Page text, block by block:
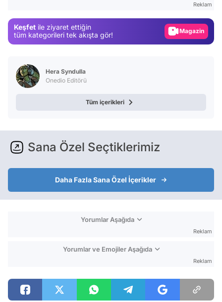
Reklam
Keşfet ile ziyaret ettiğin
tüm kategorileri tek akışta gör!
Video
Hera Syndulla
Onedio Editörü
Tüm içerikleri
Sana Özel Seçtiklerimiz
Daha Fazla Sana Özel İçerikler
Yorumlar Aşağıda
Reklam
Yorumlar ve Emojiler Aşağıda
Reklam